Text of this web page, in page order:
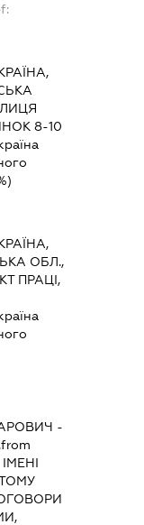
8-10
ОБЛ.,
ПРАЦІ,
-